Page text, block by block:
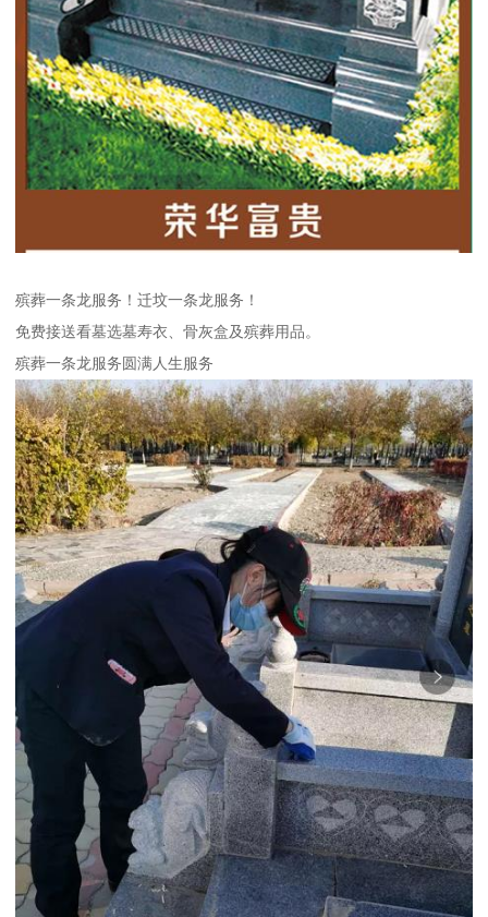
殡葬一条龙服务！迁坟一条龙服务！
免费接送看墓选墓寿衣、骨灰盒及殡葬用品。
殡葬一条龙服务圆满人生服务